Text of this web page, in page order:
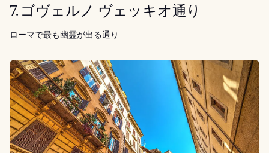
7. ゴヴェルノ ヴェッキオ通り
ローマで最も幽霊が出る通り